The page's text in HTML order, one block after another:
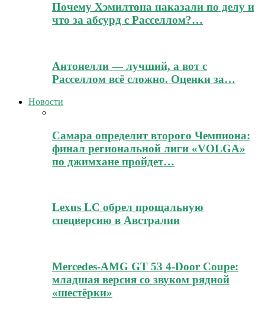
Почему Хэмилтона наказали по делу и
что за абсурд с Расселлом?…
Антонелли — лучший, а вот с
Расселлом всё сложно. Оценки за…
Новости
Самара определит второго Чемпиона:
финал региональной лиги «VOLGA»
по джимхане пройдет…
Lexus LC обрел прощальную
спецверсию в Австралии
Mercedes-AMG GT 53 4-Door Coupe:
младшая версия со звуком рядной
«шестёрки»